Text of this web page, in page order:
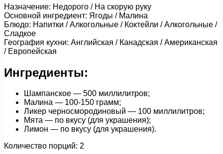
Назначение: Недорого / На скорую руку
Основной ингредиент: Ягоды / Малина
Блюдо: Напитки / Алкогольные / Коктейли / Алкогольные /
Сладкое
География кухни: Английская / Канадская / Американская
/ Европейская
Ингредиенты:
Шампанское — 500 миллилитров;
Малина — 100-150 грамм;
Ликер черносмородиновый — 100 миллилитров;
Мята — по вкусу (для украшения);
Лимон — по вкусу (для украшения).
Количество порций: 2